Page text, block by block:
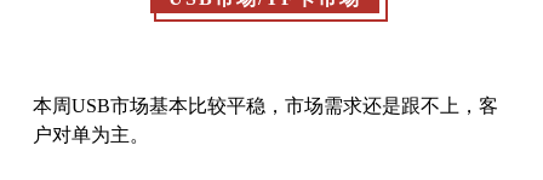
本周USB市场基本比较平稳，市场需求还是跟不上，客
户对单为主。